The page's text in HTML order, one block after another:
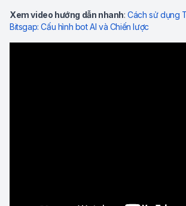
Xem video hướng dẫn nhanh:Cách sử dụng
Bitsgap: Cấu hình bot AI và Chiến lược